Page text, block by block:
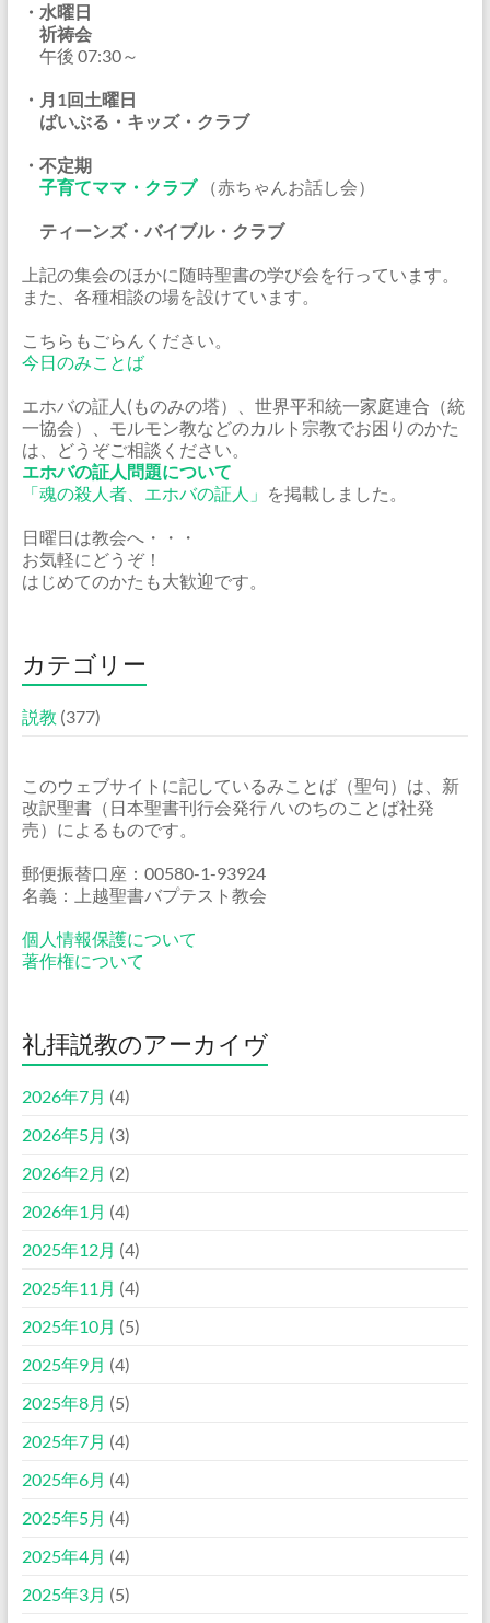
・水曜日
祈祷会
午後 07:30～
・月1回土曜日
ばいぶる・キッズ・クラブ
・不定期
子育てママ・クラブ（赤ちゃんお話し会）
ティーンズ・バイブル・クラブ
上記の集会のほかに随時聖書の学び会を行っています。
また、各種相談の場を設けています。
こちらもごらんください。
今日のみことば
エホバの証人(ものみの塔）、世界平和統一家庭連合（統
一協会）、モルモン教などのカルト宗教でお困りのかた
は、どうぞご相談ください。
エホバの証人問題について
「魂の殺人者、エホバの証人」 を掲載しました。
日曜日は教会へ・・・
お気軽にどうぞ！
はじめてのかたも大歓迎です。
カテゴリー
説教 (377)
このウェブサイトに記しているみことば（聖句）は、新
改訳聖書（日本聖書刊行会発行 /いのちのことば社発
売）によるものです。
郵便振替口座：00580-1-93924
名義：上越聖書バプテスト教会
個人情報保護について
著作権について
礼拝説教のアーカイヴ
2026年7月 (4)
2026年5月 (3)
2026年2月 (2)
2026年1月 (4)
2025年12月 (4)
2025年11月 (4)
2025年10月 (5)
2025年9月 (4)
2025年8月 (5)
2025年7月 (4)
2025年6月 (4)
2025年5月 (4)
2025年4月 (4)
2025年3月 (5)